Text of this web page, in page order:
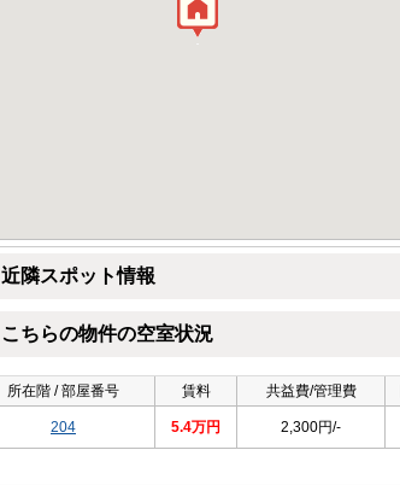
近隣スポット情報
こちらの物件の空室状況
所在階 / 部屋番号 賃料 共益費/管理費
204 5.4万円 2,300円/-